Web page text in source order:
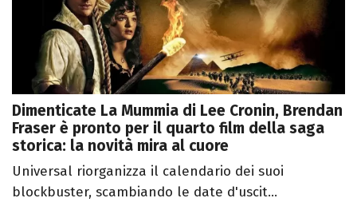
Dimenticate La Mummia di Lee Cronin, Brendan
Fraser è pronto per il quarto film della saga
storica: la novità mira al cuore
Universal riorganizza il calendario dei suoi
blockbuster, scambiando le date d'uscit...